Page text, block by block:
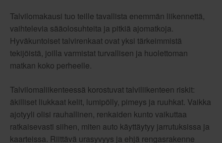
Talvilomakausi tuo teille tavallista enemmän liikennettä,
vaihtelevia sääolosuhteita ja pitkiä ajomatkoja.
Hyväkuntoiset talvirenkaat ovat yksi tärkeimmistä
tekijöistä, joilla varmistat turvallisen ja huolettoman
matkan koko perheelle.
Talvilomaliikenteessä korostuvat talviliikenteen riskit:
äkilliset liukkaat kelit, lumipölly, pimeys ja ruuhkat. Vaikka
ajotyyli olisi rauhallinen, renkaiden kunto vaikuttaa
ratkaisevasti siihen, miten auto käyttäytyy jarrutuksissa ja
kaarteissa. Riittävä urasyvyys ja ehjä rengasrakenne